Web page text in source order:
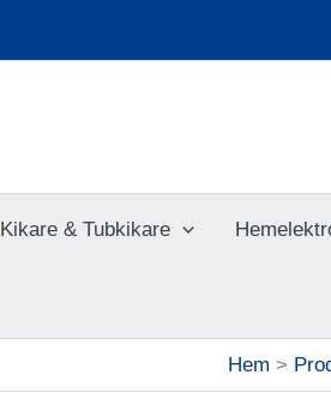
Kikare & Tubkikare
Hem